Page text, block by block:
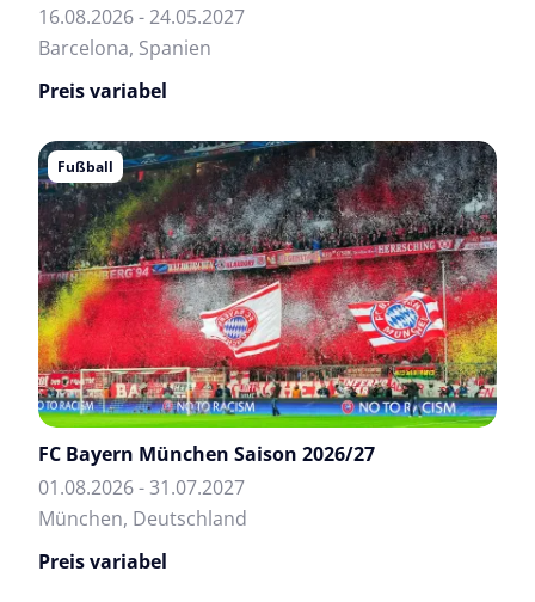
16.08.2026 - 24.05.2027
Barcelona, Spanien
Preis variabel
Fußball
FC Bayern München Saison 2026/27
01.08.2026 - 31.07.2027
München, Deutschland
Preis variabel